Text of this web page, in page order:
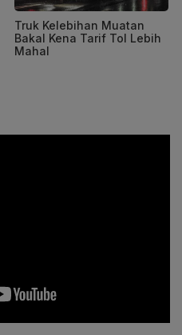
Truk Kelebihan Muatan
Bakal Kena Tarif Tol Lebih
Mahal